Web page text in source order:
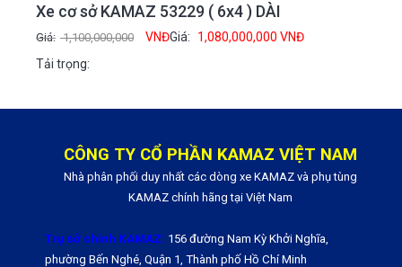
Xe cơ sở KAMAZ 53229 ( 6x4 ) DÀI
Giá: 1,100,000,000 VNĐGiá: 1,080,000,000 VNĐ
Tải trọng:
CÔNG TY CỔ PHẦN KAMAZ VIỆT NAM
Nhà phân phối duy nhất các dòng xe KAMAZ và phụ tùng
KAMAZ chính hãng tại Việt Nam
Trụ sở chính KAMAZ: 156 đường Nam Kỳ Khởi Nghĩa,
phường Bến Nghé, Quận 1, Thành phố Hồ Chí Minh